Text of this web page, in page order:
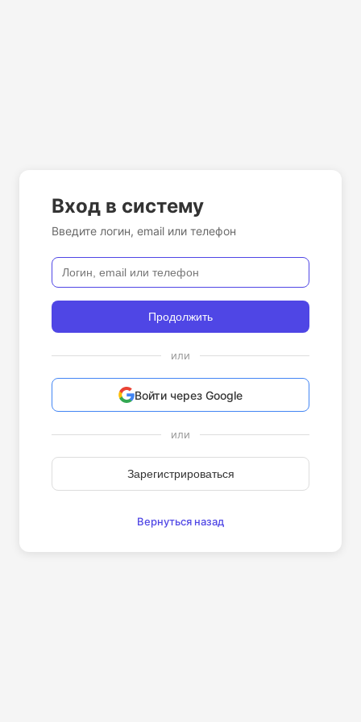
Вход в систему
Введите логин, email или телефон
Продолжить
или
Войти через Google
или
Зарегистрироваться
Вернуться назад